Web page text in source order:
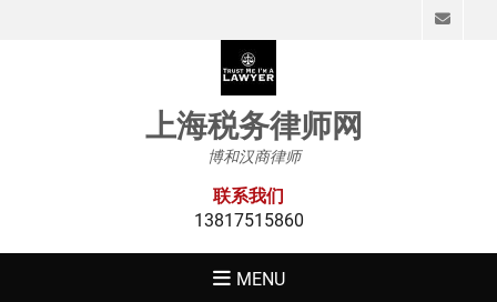
上海税务律师网
博和汉商律师
联系我们
13817515860
MENU